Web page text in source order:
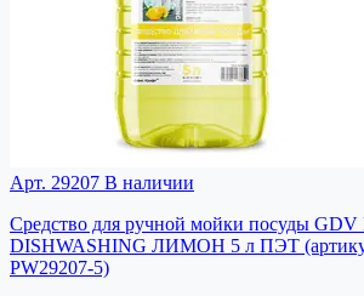
Арт. 29207 В наличии
Средство для ручной мойки посуды GDV
DISHWASHING ЛИМОН 5 л ПЭТ
PW29207-5)